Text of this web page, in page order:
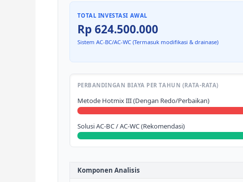
TOTAL INVESTASI AWAL
Rp 624.500.000
Sistem AC-BC/AC-WC (Termasuk modifikasi & drainase)
PERBANDINGAN BIAYA PER TAHUN (RATA-RATA)
Metode Hotmix III (Dengan Redo/Perbaikan)
Solusi AC-BC / AC-WC (Rekomendasi)
Komponen Analisis